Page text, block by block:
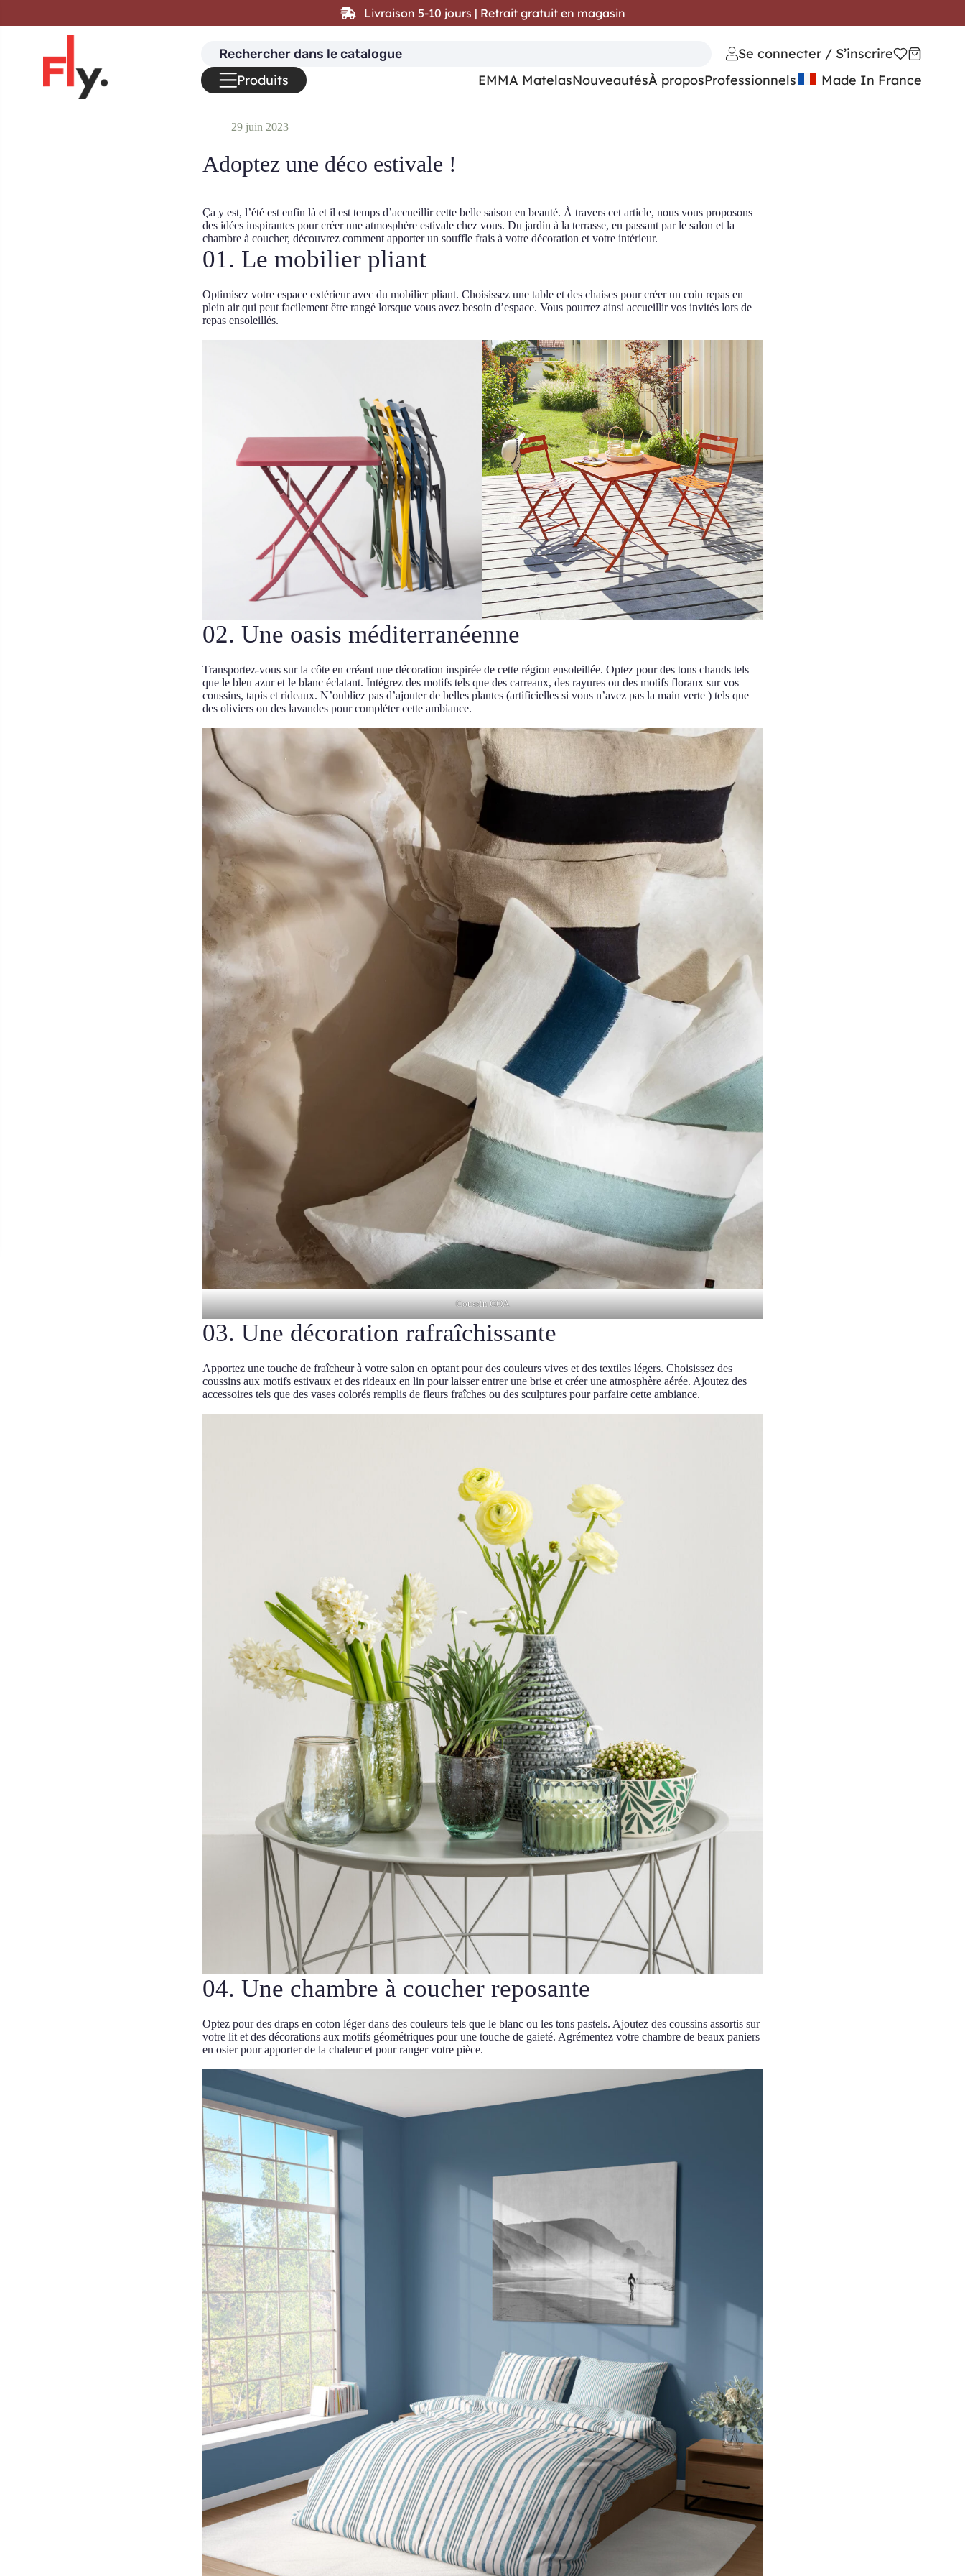
29 juin 2023
Adoptez une déco estivale !
Ça y est, l’été est enfin là et il est temps d’accueillir cette belle saison en beauté. À travers cet article, nous vous proposons
des idées inspirantes pour créer une atmosphère estivale chez vous. Du jardin à la terrasse, en passant par le salon et la
chambre à coucher, découvrez comment apporter un souffle frais à votre décoration et votre intérieur.
01. Le mobilier pliant
Optimisez votre espace extérieur avec du mobilier pliant. Choisissez une table et des chaises pour créer un coin repas en
plein air qui peut facilement être rangé lorsque vous avez besoin d’espace. Vous pourrez ainsi accueillir vos invités lors de
repas ensoleillés.
02. Une oasis méditerranéenne
Transportez-vous sur la côte en créant une décoration inspirée de cette région ensoleillée. Optez pour des tons chauds tels
que le bleu azur et le blanc éclatant. Intégrez des motifs tels que des carreaux, des rayures ou des motifs floraux sur vos
coussins, tapis et rideaux. N’oubliez pas d’ajouter de belles plantes (artificielles si vous n’avez pas la main verte ) tels que
des oliviers ou des lavandes pour compléter cette ambiance.
Coussin GOA
03. Une décoration rafraîchissante
Apportez une touche de fraîcheur à votre salon en optant pour des couleurs vives et des textiles légers. Choisissez des
coussins aux motifs estivaux et des rideaux en lin pour laisser entrer une brise et créer une atmosphère aérée. Ajoutez des
accessoires tels que des vases colorés remplis de fleurs fraîches ou des sculptures pour parfaire cette ambiance.
04. Une chambre à coucher reposante
Optez pour des draps en coton léger dans des couleurs tels que le blanc ou les tons pastels. Ajoutez des coussins assortis sur
votre lit et des décorations aux motifs géométriques pour une touche de gaieté. Agrémentez votre chambre de beaux paniers
en osier pour apporter de la chaleur et pour ranger votre pièce.
Livraison 5-10 jours | Retrait gratuit en magasin
Search
for:
Se connecter / S’inscrire
Produits
EMMA MatelasNouveautésÀ proposProfessionnels Made In France